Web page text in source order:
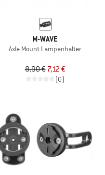
M-WAVE
Axle Mount Lampenhalter
8,90 € 7,12 €
(0)